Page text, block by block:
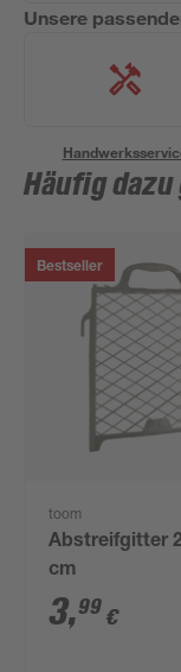
Unsere
Häufig
Bestseller
toom
Abstreifgitter
cm
3,99 €